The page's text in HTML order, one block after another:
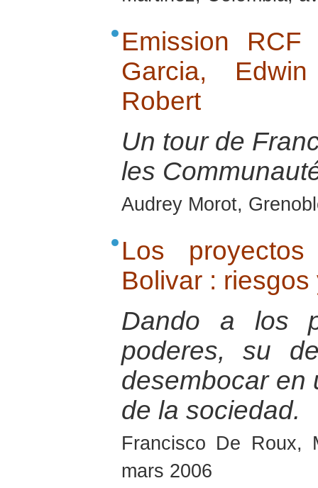
Emission
Garcia,
Robert
Un tour de
les
Audrey Morot,
Los
Bolivar :
Dando a los
poderes, su
desembocar en
de la sociedad.
Francisco De Roux,
mars 2006